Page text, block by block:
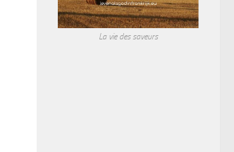
La vie des saveurs